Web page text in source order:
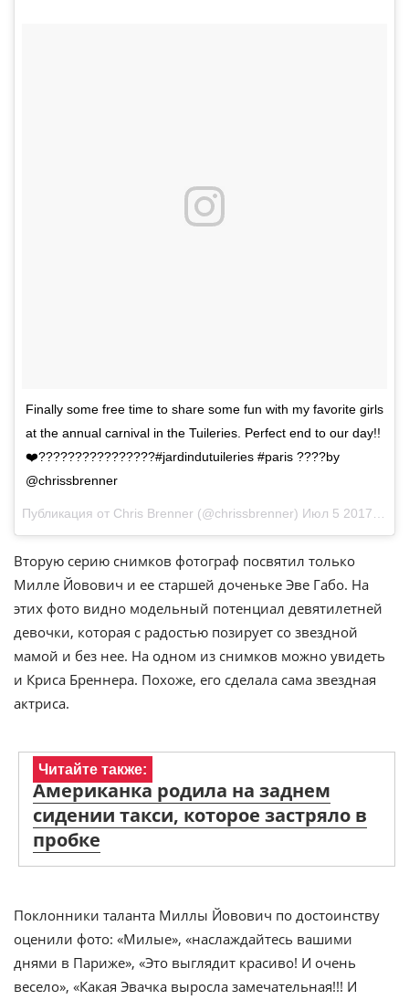
Finally some free time to share some fun with my favorite girls
at the annual carnival in the Tuileries. Perfect end to our day!!
❤️????????????????#jardindutuileries #paris ????by
@chrissbrenner
Публикация от Chris Brenner (@chrissbrenner) Июл 5 2017 в 4:13 PDT
Вторую серию снимков фотограф посвятил только
Милле Йовович и ее старшей доченьке Эве Габо. На
этих фото видно модельный потенциал девятилетней
девочки, которая с радостью позирует со звездной
мамой и без нее. На одном из снимков можно увидеть
и Криса Бреннера. Похоже, его сделала сама звездная
актриса.
Читайте также:
Американка родила на заднем
сидении такси, которое застряло в
пробке
Поклонники таланта Миллы Йовович по достоинству
оценили фото: «Милые», «наслаждайтесь вашими
днями в Париже», «Это выглядит красиво! И очень
весело», «Какая Эвачка выросла замечательная!!! И